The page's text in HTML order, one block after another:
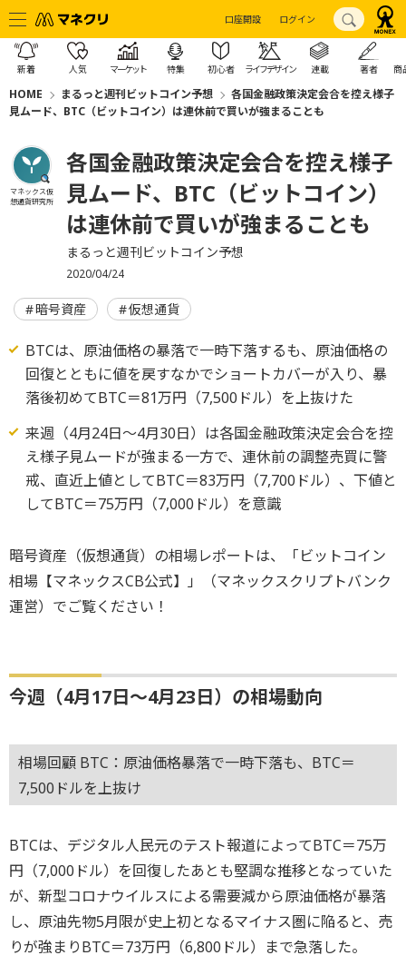
口座開設 ログイン
新着 人気 マーケット 特集 初心者 ライフデザイン 連載 著者 商
HOME まるっと週刊ビットコイン予想
各国金融政策決定会合を控え様子
見ムード、BTC（ビットコイン）は連休前で買いが強まることも
マネックス仮
想通貨研究所
各国金融政策決定会合を控え様子
見ムード、BTC（ビットコイン）
は連休前で買いが強まることも
まるっと週刊ビットコイン予想
2020/04/24
暗号資産 仮想通貨
BTCは、原油価格の暴落で一時下落するも、原油価格の
回復とともに値を戻すなかでショートカバーが入り、暴
落後初めてBTC＝81万円（7,500ドル）を上抜けた
来週（4月24日～4月30日）は各国金融政策決定会合を控
え様子見ムードが強まる一方で、連休前の調整売買に警
戒、直近上値としてBTC＝83万円（7,700ドル）、下値と
してBTC＝75万円（7,000ドル）を意識
暗号資産（仮想通貨）の相場レポートは、「ビットコイン
相場【マネックスCB公式】」（マネックスクリプトバンク
運営）でご覧ください！
今週（4月17日～4月23日）の相場動向
相場回顧 BTC：原油価格暴落で一時下落も、BTC＝
7,500ドルを上抜け
BTCは、デジタル人民元のテスト報道によってBTC＝75万
円（7,000ドル）を回復したあとも堅調な推移となっていた
が、新型コロナウイルスによる需要減から原油価格が暴落
し、原油先物5月限が史上初となるマイナス圏に陥ると、売
りが強まりBTC＝73万円（6,800ドル）まで急落した。